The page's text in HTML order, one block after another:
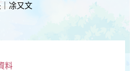
凃又文
料